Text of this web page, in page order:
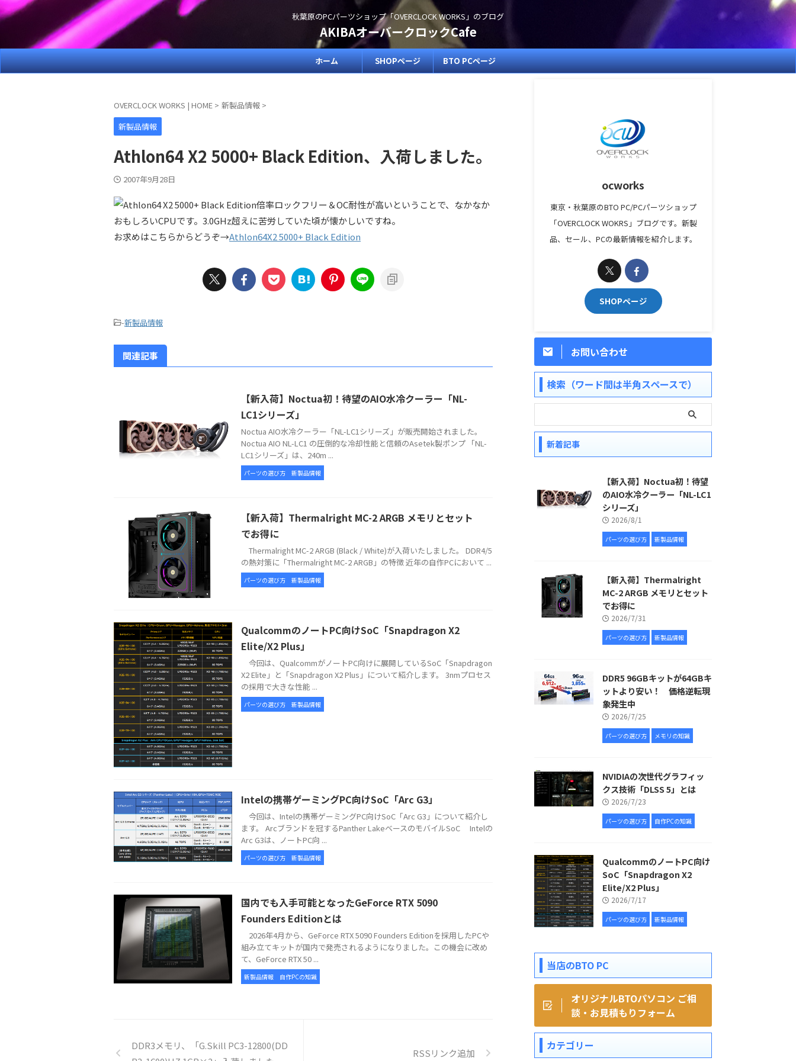
秋葉原のPCパーツショップ「OVERCLOCK WORKS」のブログ
AKIBAオーバークロックCafe
ホーム SHOPページ BTO PCページ
OVERCLOCK WORKS | HOME > 新製品情報 >
新製品情報
Athlon64 X2 5000+ Black Edition、入荷しました。
2007年9月28日
倍率ロックフリー＆OC耐性が高いということで、なかなか
おもしろいCPUです。3.0GHz超えに苦労していた頃が懐かしいですね。
お求めはこちらからどうぞ→Athlon64X2 5000+ Black Edition
-新製品情報
関連記事
【新入荷】Noctua初！待望のAIO水冷クーラー「NL-
LC1シリーズ」
Noctua AIO水冷クーラー「NL-LC1シリーズ」が販売開始されました。
Noctua AIO NL-LC1 の圧倒的な冷却性能と信頼のAsetek製ポンプ 「NL-
LC1シリーズ」は、240m ...
パーツの選び方 新製品情報
【新入荷】Thermalright MC-2 ARGB メモリとセット
でお得に
Thermalright MC-2 ARGB (Black / White)が入荷いたしました。 DDR4/5
の熱対策に「Thermalright MC-2 ARGB」の特徴 近年の自作PCにおいて ...
パーツの選び方 新製品情報
QualcommのノートPC向けSoC「Snapdragon X2
Elite/X2 Plus」
今回は、QualcommがノートPC向けに展開しているSoC「Snapdragon
X2 Elite」と「Snapdragon X2 Plus」について紹介します。 3nmプロセス
の採用で大きな性能 ...
パーツの選び方 新製品情報
Intelの携帯ゲーミングPC向けSoC「Arc G3」
今回は、Intelの携帯ゲーミングPC向けSoC「Arc G3」について紹介し
ます。 Arcブランドを冠するPanther LakeベースのモバイルSoC Intelの
Arc G3は、ノートPC向 ...
パーツの選び方 新製品情報
国内でも入手可能となったGeForce RTX 5090
Founders Editionとは
2026年4月から、GeForce RTX 5090 Founders Editionを採用したPCや
組み立てキットが国内で発売されるようになりました。この機会に改め
て、GeForce RTX 50 ...
新製品情報 自作PCの知識
DDR3メモリ、「G.Skill PC3-12800(DD
RSSリンク追加
ocworks
東京・秋葉原のBTO PC/PCパーツショップ
「OVERCLOCK WOKRS」ブログです。新製
品、セール、PCの最新情報を紹介します。
SHOPページ
お問い合わせ
検索（ワード間は半角スペースで）
新着記事
【新入荷】Noctua初！待望
のAIO水冷クーラー「NL-LC1
シリーズ」
2026/8/1
パーツの選び方 新製品情報
【新入荷】Thermalright
MC-2 ARGB メモリとセット
でお得に
2026/7/31
パーツの選び方 新製品情報
DDR5 96GBキットが64GBキ
ットより安い！ 価格逆転現
象発生中
2026/7/25
パーツの選び方 メモリの知識
NVIDIAの次世代グラフィッ
クス技術「DLSS 5」とは
2026/7/23
パーツの選び方 自作PCの知識
QualcommのノートPC向け
SoC「Snapdragon X2
Elite/X2 Plus」
2026/7/17
パーツの選び方 新製品情報
当店のBTO PC
オリジナルBTOパソコン ご相
談・お見積もりフォーム
カテゴリー